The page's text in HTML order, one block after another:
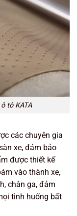
tô KATA
các chuyên gia
xe, đảm bảo
được thiết kế
vào thành xe,
chân ga, đảm
tình huống bất